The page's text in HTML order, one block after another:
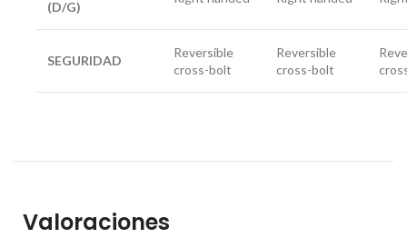
(D/G)
SEGURIDAD
Reversible
cross-bolt
Reversible
cross-bolt
Valoraciones